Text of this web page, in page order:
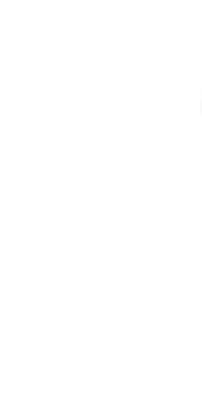
Englische Zeiten - Übung (Past